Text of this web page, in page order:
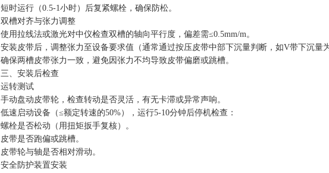
短时运行（0.5-1小时）后复紧螺栓，确保防松。
双槽对齐与张力调整
使用拉线法或激光对中仪检查双槽的轴向平行度，偏差需≤0.5mm/m。
安装皮带后，调整张力至设备要求值（通常通过按压皮带中部下沉量判断，如V带下沉量
确保两槽皮带张力一致，避免因张力不均导致皮带偏磨或跳槽。
三、安装后检查
运转测试
手动盘动皮带轮，检查转动是否灵活，有无卡滞或异常声响。
低速启动设备（≤额定转速的50%），运行5-10分钟后停机检查：
螺栓是否松动（用扭矩扳手复核）。
皮带是否跑偏或跳槽。
皮带轮与轴是否相对滑动。
安全防护装置安装